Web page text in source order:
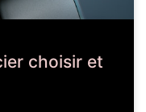
choisir et